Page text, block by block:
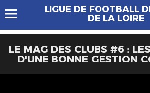
LIGUE DE FOOTBALL
DE LA LOIRE
LE MAG DES CLUBS #6 :
D'UNE BONNE GESTION